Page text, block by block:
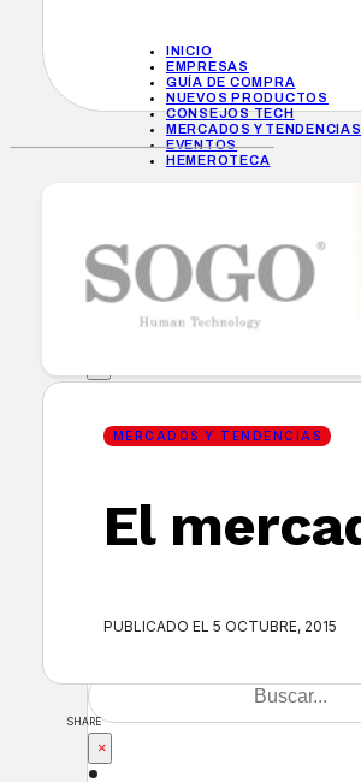
INICIO
EMPRESAS
GUÍA DE COMPRA
NUEVOS PRODUCTOS
CONSEJOS TECH
MERCADOS Y TENDENCIAS
EVENTOS
HEMEROTECA
GUÍA DE COMPRA
NUEVOS PRODUCTOS
CONSEJOS TECH
MERCADOS Y TENDENCIAS
HEMEROTECA
×
MERCADOS Y TENDENCIAS
El
PUBLICADO EL 5 OCTUBRE, 2015
SHARE